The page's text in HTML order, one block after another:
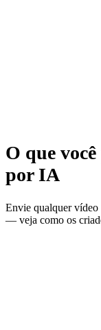
O que
por IA
Envie qualquer vídeo
— veja como os